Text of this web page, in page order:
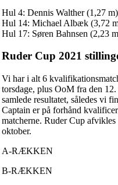
Hul 4: Dennis Walther (1,27 m)
Hul 14: Michael Albæk (3,72
Hul 17: Søren Bahnsen (2,23
Ruder Cup 2021
Vi har i alt 6
torsdage, plus OoM fra den
samlede resultatet, således vi
Captain er på forhånd
matcherne. Ruder Cup
oktober.
A-RÆKKEN
B-RÆKKEN